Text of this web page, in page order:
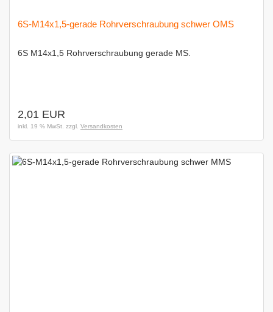
6S-M14x1,5-gerade Rohrverschraubung schwer OMS
6S M14x1,5 Rohrverschraubung gerade MS.
2,01 EUR
inkl. 19 % MwSt. zzgl. Versandkosten